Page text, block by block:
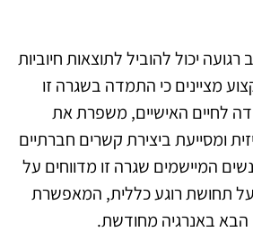
יכול להוביל לתוצאות חיוביות
מציינים כי התמדה בשגרה זו
לחיים האישיים, משפרת את
ומסייעת ביצירת קשרים חברתיים
המיישמים שגרה זו מדווחים על
תחושת רוגע כללית, המאפשרת
באנרגיה מחודשת.